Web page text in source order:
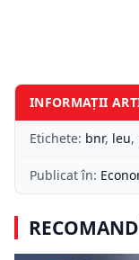
INFORMAȚII
Etichete: bnr, leu,
Publicat în: